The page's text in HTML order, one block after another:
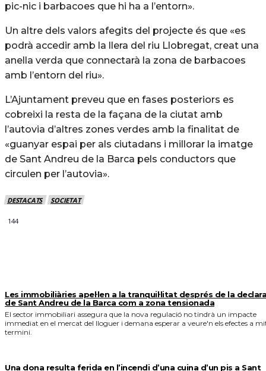
pic-nic i barbacoes que hi ha a l’entorn».
Un altre dels valors afegits del projecte és que «es
podrà accedir amb la llera del riu Llobregat, creat una
anella verda que connectarà la zona de barbacoes
amb l’entorn del riu».
L’Ajuntament preveu que en fases posteriors es
cobreixi la resta de la façana de la ciutat amb
l’autovia d’altres zones verdes amb la finalitat de
«guanyar espai per als ciutadans i millorar la imatge
de Sant Andreu de la Barca pels conductors que
circulen per l’autovia».
DESTACATS SOCIETAT
144
Les immobiliàries apel·len a la tranquil·litat després de la
de Sant Andreu de la Barca com a zona tensionada
El sector immobiliari assegura que la nova regulació no tindrà un impacte
immediat en el mercat del lloguer i demana esperar a veure'n els efectes a
termini.
Una dona resulta ferida en l’incendi d’una cuina d’un pis a Sant